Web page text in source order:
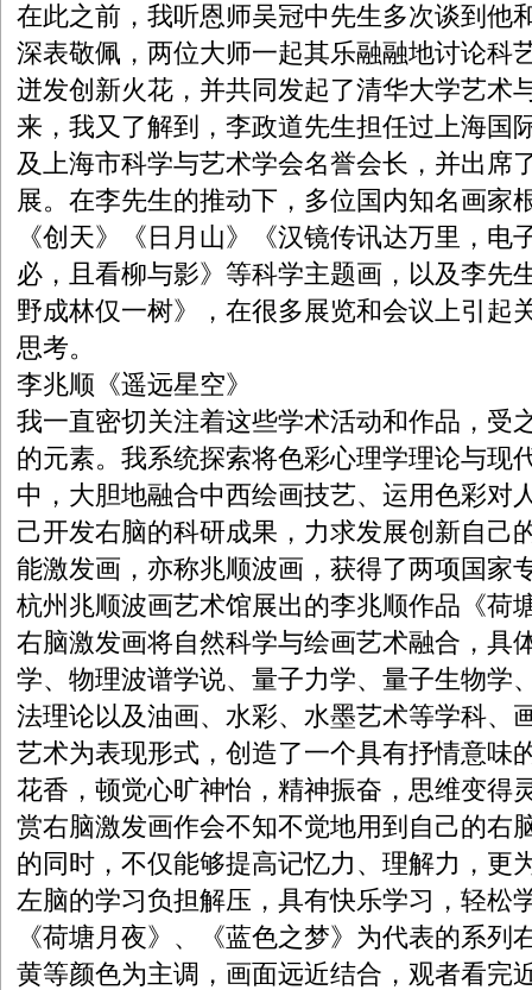
在此之前，我听恩师吴冠中先生多次谈到他
深表敬佩，两位大师一起其乐融融地讨论科
迸发创新火花，并共同发起了清华大学艺术
来，我又了解到，李政道先生担任过上海国
及上海市科学与艺术学会名誉会长，并出席
展。在李先生的推动下，多位国内知名画家
《创天》《日月山》《汉镜传讯达万里，电
必，且看柳与影》等科学主题画，以及李先
野成林仅一树》，在很多展览和会议上引起
思考。
李兆顺《遥远星空》
我一直密切关注着这些学术活动和作品，受
的元素。我系统探索将色彩心理学理论与现
中，大胆地融合中西绘画技艺、运用色彩对
己开发右脑的科研成果，力求发展创新自己
能激发画，亦称兆顺波画，获得了两项国家
杭州兆顺波画艺术馆展出的李兆顺作品《荷
右脑激发画将自然科学与绘画艺术融合，具
学、物理波谱学说、量子力学、量子生物学
法理论以及油画、水彩、水墨艺术等学科、
艺术为表现形式，创造了一个具有抒情意味
花香，顿觉心旷神怡，精神振奋，思维变得
赏右脑激发画作会不知不觉地用到自己的右
的同时，不仅能够提高记忆力、理解力，更
左脑的学习负担解压，具有快乐学习，轻松
《荷塘月夜》、《蓝色之梦》为代表的系
黄等颜色为主调，画面远近结合，观者看完